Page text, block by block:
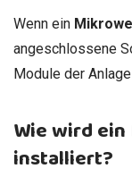
Wenn ein
angeschlossene
Module der
Wie wird
installiert?